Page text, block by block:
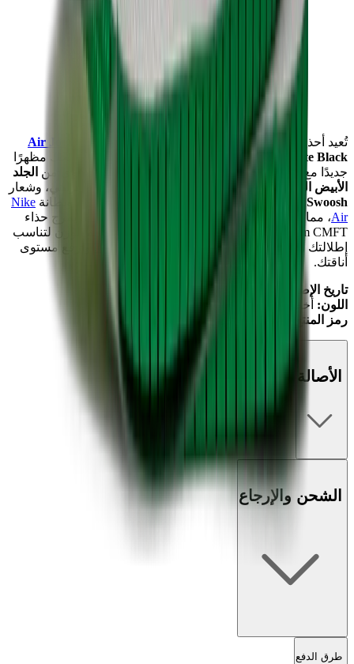
تُعيد أحذية Air Jordan 1
High Zoom CMFT "Stadium Green
White Black"
صياغة تصميم الحذاء الكلاسيكي، مما يمنحك مظهرًا
جديدًا مع إحساس مألوف من
. تتميز بجزء علوي من الجلد
الأبيض الناصع
، وشعار
Swoosh باللون الأسود
، وتفاصيل من الفوم المكشوف، وبطانة Nike
Air، مما يمنحها تعبيرًا عصريًا عن تصميم مفضل دائمًا. يمزج حذاء
Zoom CMFT الألوان الزاهية مع الراحة الخفيفة الوزن لتناسب
إطلالتك اليومية الجريئة. تحقق منها في
وارفع مستوى
أناقتك.
تاريخ الإصدار:
اللون: أخضر ملعب/أبيض-أسود
رمز المنتج:
الأصالة
الشحن والإرجاع
طرق الدفع